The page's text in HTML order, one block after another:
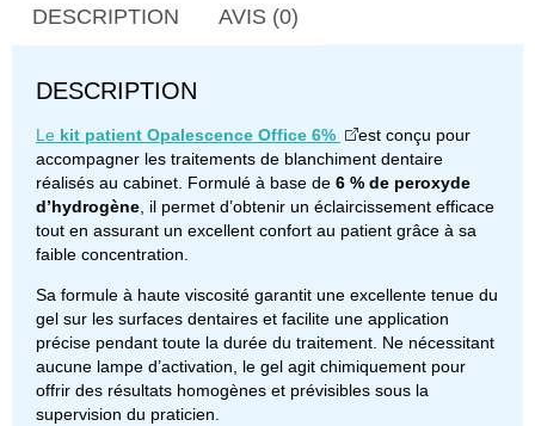
DESCRIPTION AVIS (0)
DESCRIPTION
Le kit patient Opalescence Office 6%
est conçu pour
accompagner les traitements de blanchiment dentaire
réalisés au cabinet. Formulé à base de 6 % de peroxyde
d’hydrogène , il permet d’obtenir un éclaircissement efficace
tout en assurant un excellent confort au patient grâce à sa
faible concentration.
Sa formule à haute viscosité garantit une excellente tenue du
gel sur les surfaces dentaires et facilite une application
précise pendant toute la durée du traitement. Ne nécessitant
aucune lampe d’activation, le gel agit chimiquement pour
offrir des résultats homogènes et prévisibles sous la
supervision du praticien.